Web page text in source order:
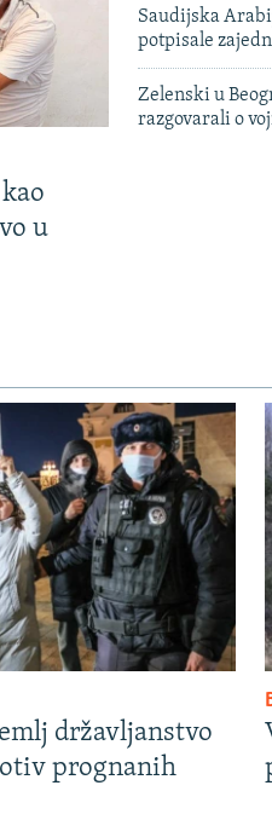
u
Saudijska
potpisale
Zelenski u
razgovarali o
državljanstvo
prognanih